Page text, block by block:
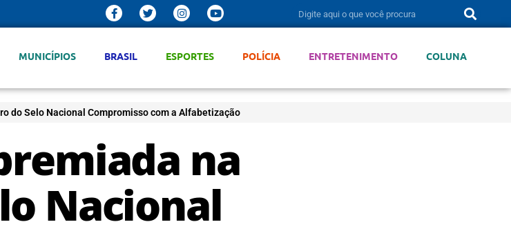
MUNICÍPIOS BRASIL ESPORTES POLÍCIA ENTRETENIMENTO COLUNA
do Selo Nacional Compromisso com a Alfabetização
na
Nacional